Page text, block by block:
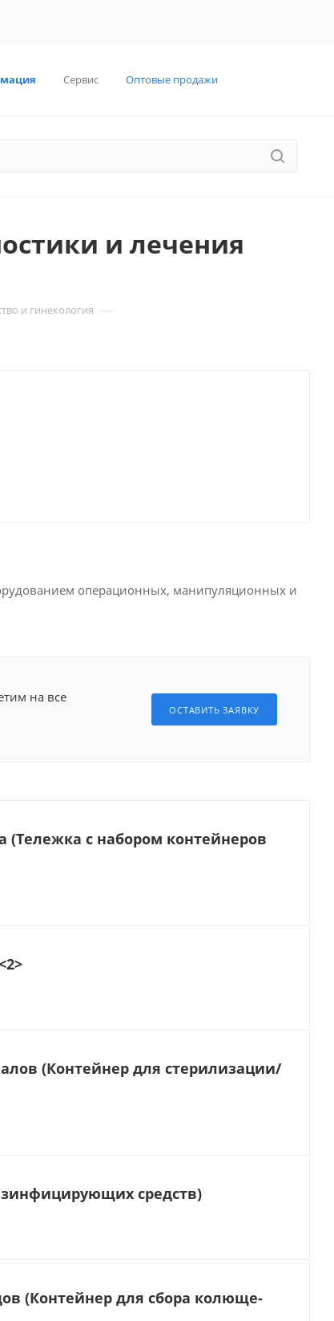
Сервис Оптовые продажи
и лечения
и гинекология —
операционных, манипуляционных и
на все
ОСТАВИТЬ ЗАЯВКУ
(Тележка с набором контейнеров
(Контейнер для стерилизации/
средств)
(Контейнер для сбора колюще-